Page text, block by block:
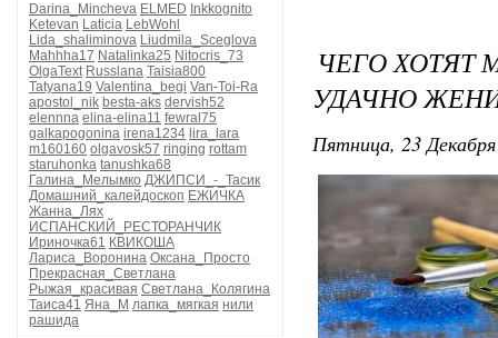
Darina_Mincheva ELMED Inkkognito
Ketevan Laticia LebWohl
Lida_shaliminova Liudmila_Sceglova
Mahhha17 Natalinka25 Nitocris_73
OlgaText Russlana Taisia800
Tatyana19 Valentina_begi Van-Toi-Ra
apostol_nik besta-aks dervish52
elennna elina-elina11 fewral75
galkapogonina irena1234 lira_lara
m160160 olgavosk57 ringing rottam
staruhonka tanushka68
Галина_Мелымко ДЖИПСИ_-_Тасик
Домашний_калейдоскоп ЕЖИЧКА
Жанна_Лях
ИСПАНСКИЙ_РЕСТОРАНЧИК
Ириночка61 КВИКОША
Лариса_Воронина Оксана_Просто
Прекрасная_Светлана
Рыжая_красивая Светлана_Колягина
Таиса41 Яна_М лапка_мягкая нили
рашида
ЧЕГО ХОТЯТ
УДАЧНО
Пятница, 23